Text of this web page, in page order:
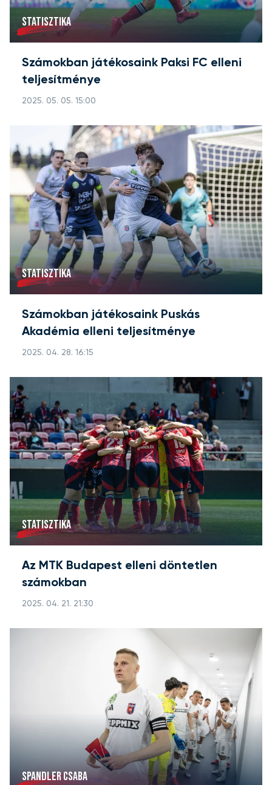
STATISZTIKA
Számokban játékosaink Paksi FC elleni
teljesítménye
2025. 05. 05. 15:00
STATISZTIKA
Számokban játékosaink Puskás
Akadémia elleni teljesítménye
2025. 04. 28. 16:15
STATISZTIKA
Az MTK Budapest elleni döntetlen
számokban
2025. 04. 21. 21:30
SPANDLER CSABA